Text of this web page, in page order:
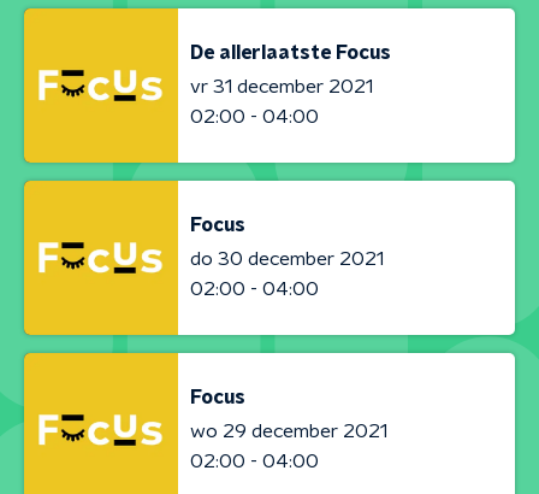
De allerlaatste Focus
vr 31 december 2021
02:00 - 04:00
Focus
do 30 december 2021
02:00 - 04:00
Focus
wo 29 december 2021
02:00 - 04:00